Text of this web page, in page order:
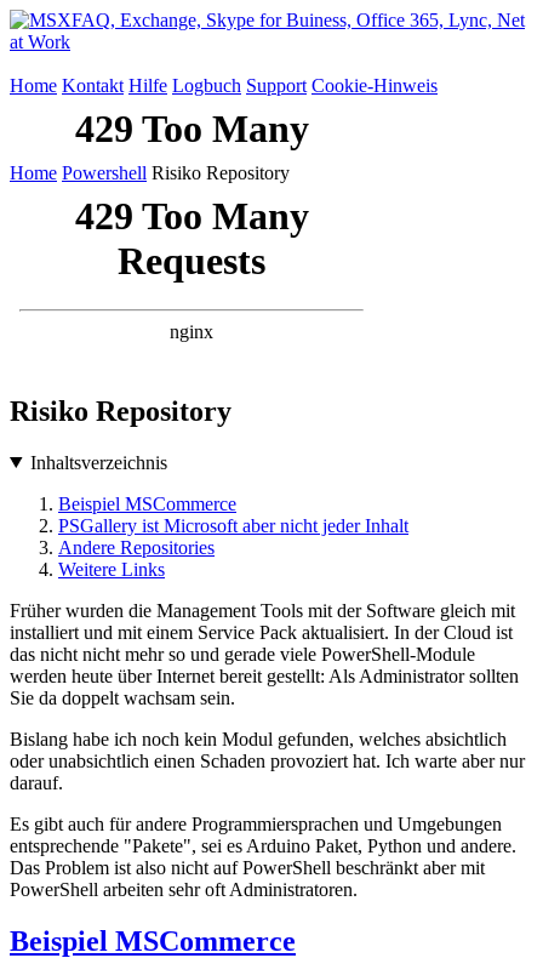
Home Kontakt Hilfe Logbuch Support Cookie-Hinweis
Home Powershell Risiko Repository
Risiko Repository
Inhaltsverzeichnis
Beispiel MSCommerce
PSGallery ist Microsoft aber nicht jeder Inhalt
Andere Repositories
Weitere Links
Früher wurden die Management Tools mit der Software gleich mit
installiert und mit einem Service Pack aktualisiert. In der Cloud ist
das nicht nicht mehr so und gerade viele PowerShell-Module
werden heute über Internet bereit gestellt: Als Administrator sollten
Sie da doppelt wachsam sein.
Bislang habe ich noch kein Modul gefunden, welches absichtlich
oder unabsichtlich einen Schaden provoziert hat. Ich warte aber nur
darauf.
Es gibt auch für andere Programmiersprachen und Umgebungen
entsprechende "Pakete", sei es Arduino Paket, Python und andere.
Das Problem ist also nicht auf PowerShell beschränkt aber mit
PowerShell arbeiten sehr oft Administratoren.
Beispiel MSCommerce